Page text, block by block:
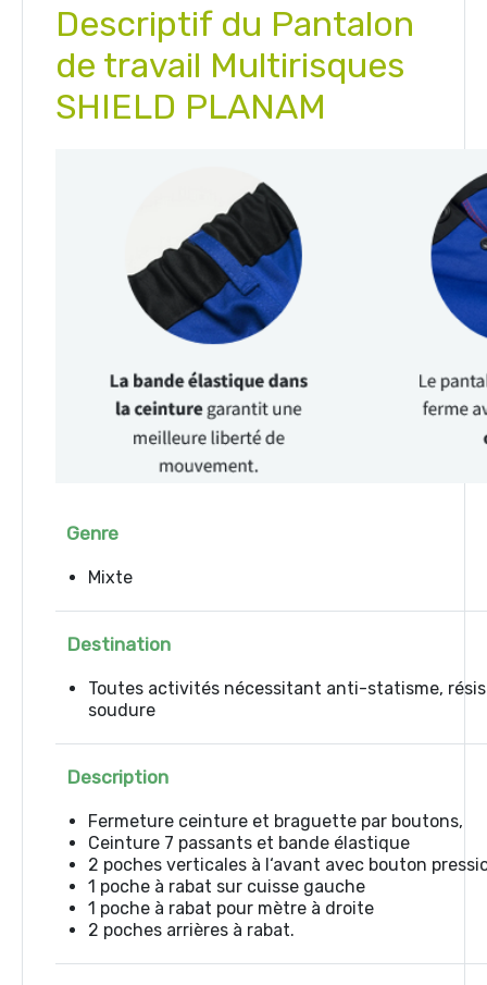
Descriptif du Pantalon
de travail Multirisques
SHIELD PLANAM
Genre
Mixte
Destination
Toutes activités nécessitant anti-statisme,
soudure
Description
Fermeture ceinture et braguette par boutons,
Ceinture 7 passants et bande élastique
2 poches verticales à l‘avant avec bouton
1 poche à rabat sur cuisse gauche
1 poche à rabat pour mètre à droite
2 poches arrières à rabat.